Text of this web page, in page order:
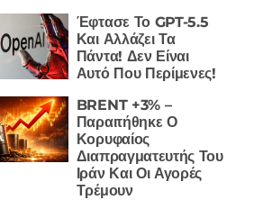
Έφτασε Το GPT-5.5
Και Αλλάζει Τα
Πάντα! Δεν Είναι
Αυτό Που Περίμενες!
BRENT +3% –
Παραιτήθηκε Ο
Κορυφαίος
Διαπραγματευτής Του
Ιράν Και Οι Αγορές
Τρέμουν